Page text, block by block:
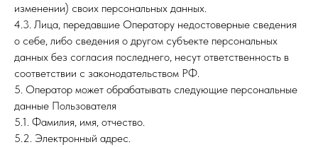
изменении) своих персональных данных.
4.3. Лица, передавшие Оператору недостоверные сведения
о себе, либо сведения о другом субъекте персональных
данных без согласия последнего, несут ответственность в
соответствии с законодательством РФ.
5. Оператор может обрабатывать следующие персональные
данные Пользователя
5.1. Фамилия, имя, отчество.
5.2. Электронный адрес.